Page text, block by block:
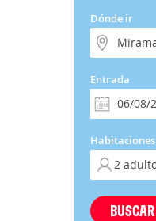
Dónde ir
Entrada
Habitaciones
BUSCAR